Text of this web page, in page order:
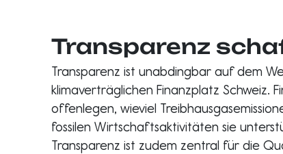
Transparenz
Transparenz ist unabdingbar auf dem
klimaverträglichen Finanzplatz Schweiz.
offenlegen, wieviel
fossilen Wirtschaftsaktivitäten sie
Transparenz ist zudem zentral für die